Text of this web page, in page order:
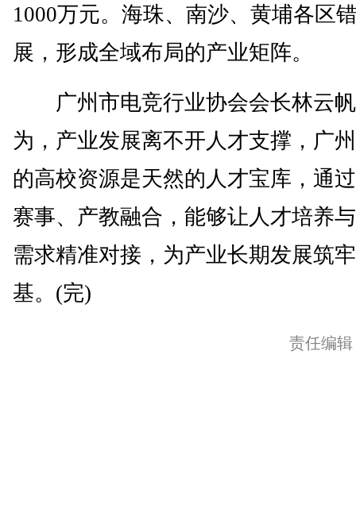
1000万元。海珠、南沙、黄埔各区
展，形成全域布局的产业矩阵。
广州市电竞行业协会会长林云
为，产业发展离不开人才支撑，广
的高校资源是天然的人才宝库，通
赛事、产教融合，能够让人才培养
需求精准对接，为产业长期发展筑
基。(完)
责任编